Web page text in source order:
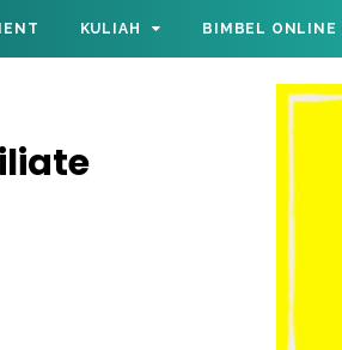
KULIAH BIMBEL ONLINE